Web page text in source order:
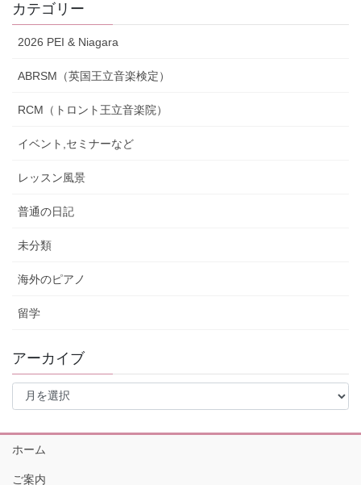
カテゴリー
2026 PEI & Niagara
ABRSM（英国王立音楽検定）
RCM（トロント王立音楽院）
イベント,セミナーなど
レッスン風景
普通の日記
未分類
海外のピアノ
留学
アーカイブ
ア
イ
ブ
ホーム
ご案内